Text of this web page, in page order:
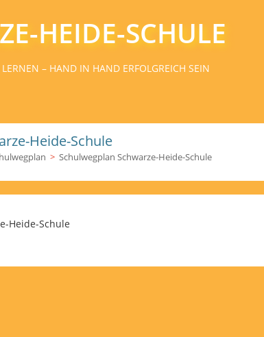
HEIDE-SCHULE
– HAND IN HAND ERFOLGREICH SEIN
Heide-Schule
> Schulwegplan Schwarze-Heide-Schule
Heide-Schule